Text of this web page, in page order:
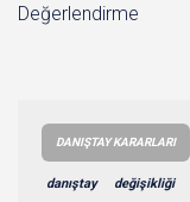
Değerlendirme
DANIŞTAY KARARLARI
danıştay değişikliği